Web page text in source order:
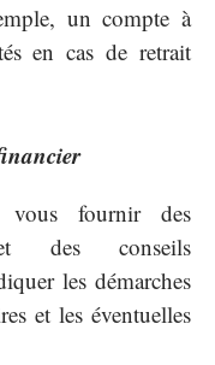
un compte à
en cas de retrait
vous fournir des
des conseils
les démarches
et les éventuelles